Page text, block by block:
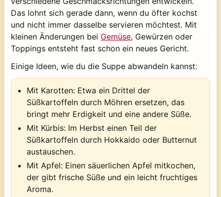
Das lohnt sich gerade dann, wenn du öfter kochst
und nicht immer dasselbe servieren möchtest. Mit
kleinen Änderungen bei Gemüse, Gewürzen oder
Toppings entsteht fast schon ein neues Gericht.
Einige Ideen, wie du die Suppe abwandeln kannst:
Mit Karotten: Etwa ein Drittel der
Süßkartoffeln durch Möhren ersetzen, das
bringt mehr Erdigkeit und eine andere Süße.
Mit Kürbis: Im Herbst einen Teil der
Süßkartoffeln durch Hokkaido oder Butternut
austauschen.
Mit Apfel: Einen säuerlichen Apfel mitkochen,
der gibt frische Süße und ein leicht fruchtiges
Aroma.